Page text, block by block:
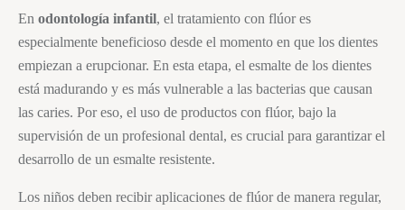
En odontología infantil, el tratamiento con flúor es
especialmente beneficioso desde el momento en que los dientes
empiezan a erupcionar. En esta etapa, el esmalte de los dientes
está madurando y es más vulnerable a las bacterias que causan
las caries. Por eso, el uso de productos con flúor, bajo la
supervisión de un profesional dental, es crucial para garantizar el
desarrollo de un esmalte resistente.
Los niños deben recibir aplicaciones de flúor de manera regular,